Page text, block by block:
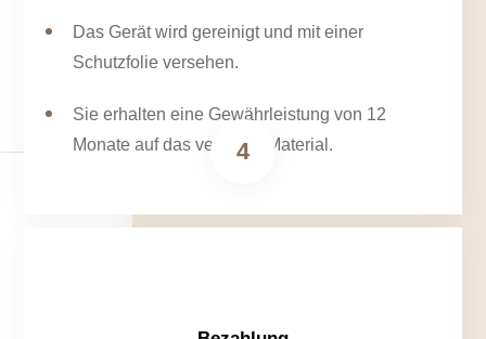
Das Gerät wird gereinigt und mit einer
Schutzfolie versehen.
Sie erhalten eine Gewährleistung von 12
Monate auf das verbaute Material.
4